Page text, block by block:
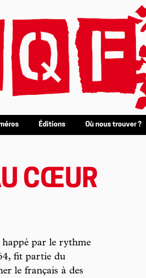
Éditions Où nous trouver ?
CŒUR
par le rythme
fit partie du
le français à des